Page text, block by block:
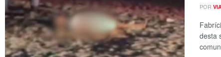
POR
desta